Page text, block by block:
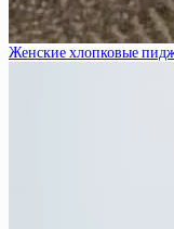
Женские хлопковые